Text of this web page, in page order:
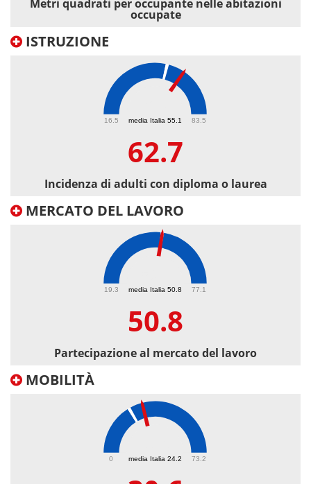
Metri quadrati per occupante nelle abitazioni
occupate
ISTRUZIONE
media Italia 55.1
16.5 83.5
62.7
Incidenza di adulti con diploma o laurea
MERCATO DEL LAVORO
media Italia 50.8
19.3 77.1
50.8
Partecipazione al mercato del lavoro
MOBILITÀ
media Italia 24.2
0 73.2